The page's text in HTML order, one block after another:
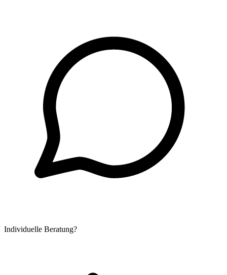
Individuelle Beratung?